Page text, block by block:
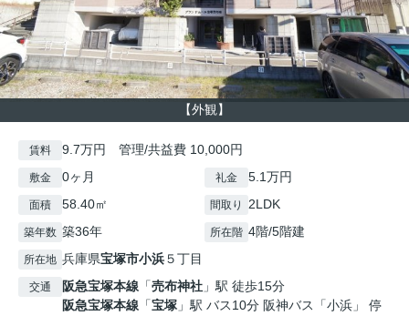
【外観】
賃料 9.7万円 管理/共益費 10,000円
敷金 0ヶ月 礼金 5.1万円
面積 58.40㎡ 間取り 2LDK
築年数 築36年 所在階 4階/5階建
所在地 兵庫県宝塚市小浜５丁目
交通 阪急宝塚本線 「売布神社 」駅 徒歩15分
阪急宝塚本線 「宝塚 」駅 バス10分 阪神バス「小浜」 停